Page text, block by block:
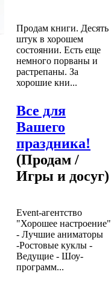
Продам книги. Десять
штук в хорошем
состоянии. Есть еще
немного порваны и
растрепаны. За
хорошие кни...
Все для
Вашего
праздника!
(Продам /
Игры и досуг)
Event-агентство
"Хорошее настроение"
- Лучшие аниматоры
-Ростовые куклы -
Ведущие - Шоу-
программ...